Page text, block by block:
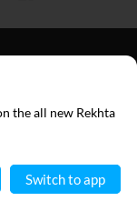
the all new Rekhta
Switch to app